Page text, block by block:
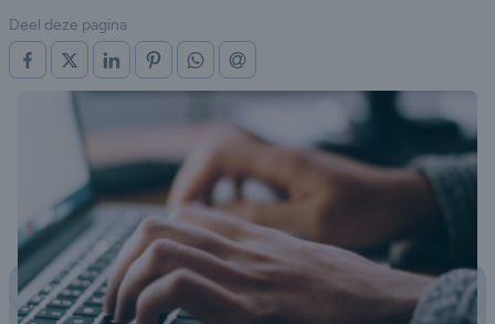
Deel deze pagina
OP FACEBOOK
OP X (TWITTER)
OP LINKEDINOP PINTERESTOP WHATSAPP